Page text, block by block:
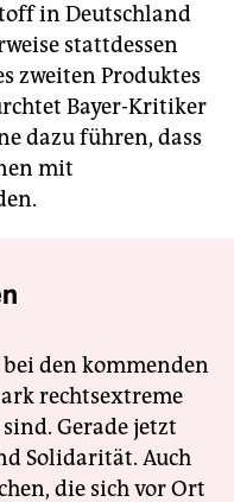
in Deutschland
stattdessen
zweiten Produktes
Bayer-Kritiker
dazu führen, dass
mit
den kommenden
rechtsextreme
Gerade jetzt
Solidarität. Auch
die sich vor Ort